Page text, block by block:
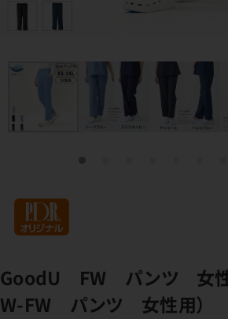
GoodU FW パンツ 女性
W-FW パンツ 女性用）